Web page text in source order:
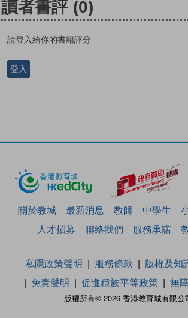
讀者書評 (0)
請登入給你的書籍評分
登入
關於教城 最新消息 教師 中學生
人才招募
聯絡我們 服務承諾
版權所有© 2026 香港教育城有限公
私隱政策聲明 服務條款
版權及知
免責聲明
促進種族平等政策 無